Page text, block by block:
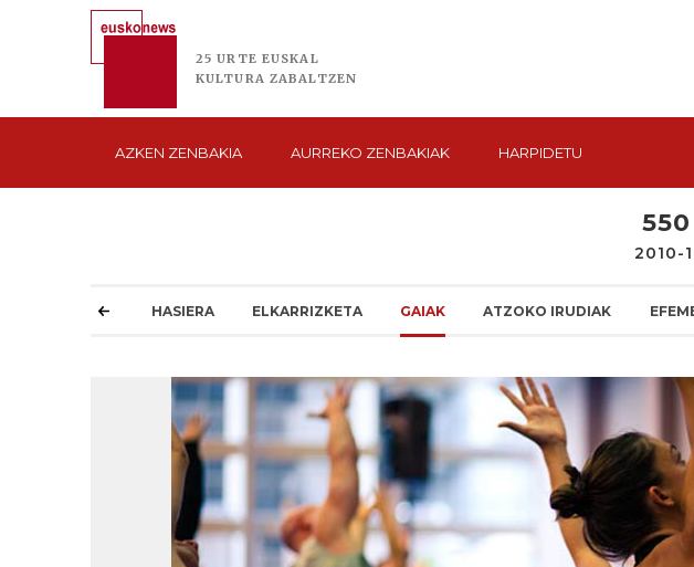
25 URTE EUSKAL
KULTURA ZABALTZEN
AZKEN ZENBAKIA AURREKO ZENBAKIAK HARPIDETU
2010-
HASIERA ELKARRIZKETA GAIAK ATZOKO IRUDIAK